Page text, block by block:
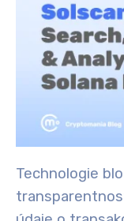
Technologie